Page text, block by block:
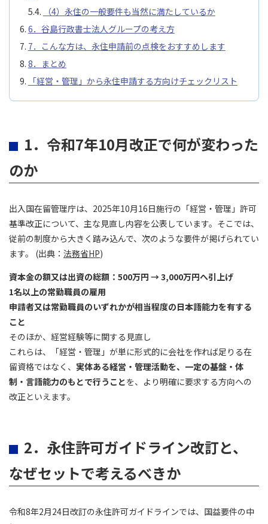
（4）永住の一般要件も当然に満たしているか
6．谷島行政書士法人グループの考え方
7．こんな方は、永住申請前の点検をおすすめします
8．まとめ
「経営・管理」から永住申請する方向けチェックリスト
1．令和7年10月改正で何が変わった
のか
出入国在留管理庁は、2025年10月16日施行の「経営・管理」許可
基準改正について、主な見直し内容を公表しています。そこでは、
従前の制度から大きく踏み込んで、次のような要件が掲げられてい
ます。 (出典： 法務省HP)
資本金の額又は出資の総額：500万円 → 3,000万円へ引上げ
1名以上の常勤職員の雇用
申請者又は常勤職員のいずれかが相当程度の日本語能力を有する
こと
そのほか、経営経験等に関する見直し
これらは、「経営・管理」が単に形式的に会社を作れば足りる在
留資格ではなく、 実体ある経営・管理活動を、一定の基盤・体
制・言語能力のもとで行うことを、より明確に要求する方向への
改正といえます。
2．永住許可ガイドライン改訂と、
なぜセットで考えるべきか
令和8年2月24日改訂の永住許可ガイドラインでは、国益要件の中